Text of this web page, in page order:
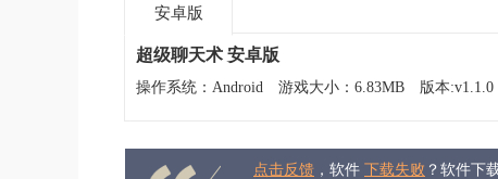
安卓版
超级聊天术 安卓版
操作系统：Android 游戏大小：6.83MB 版本:v1.1.0
点击反馈 ，软件 下载失败 ？软件下